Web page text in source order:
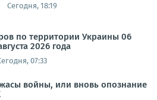
Сегодня, 18:19
по территории Украины 06
2026 года
07:33
войны, или вновь опознание